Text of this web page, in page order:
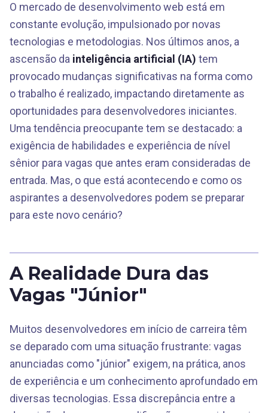
O mercado de desenvolvimento web está em
constante evolução, impulsionado por novas
tecnologias e metodologias. Nos últimos anos, a
ascensão da inteligência artificial (IA) tem
provocado mudanças significativas na forma como
o trabalho é realizado, impactando diretamente as
oportunidades para desenvolvedores iniciantes.
Uma tendência preocupante tem se destacado: a
exigência de habilidades e experiência de nível
sênior para vagas que antes eram consideradas de
entrada. Mas, o que está acontecendo e como os
aspirantes a desenvolvedores podem se preparar
para este novo cenário?
A Realidade Dura das
Vagas "Júnior"
Muitos desenvolvedores em início de carreira têm
se deparado com uma situação frustrante: vagas
anunciadas como "júnior" exigem, na prática, anos
de experiência e um conhecimento aprofundado em
diversas tecnologias. Essa discrepância entre a